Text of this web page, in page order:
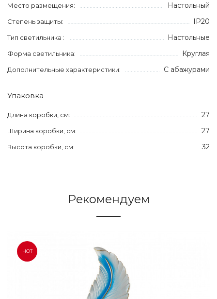
Место размещения: Настольный
Степень защиты: IP20
Тип светильника : Настольные
Форма светильника: Круглая
Дополнительные характеристики: С абажурами
Упаковка
Длина коробки, см: 27
Ширина коробки, см: 27
Высота коробки, см: 32
Рекомендуем
HOT